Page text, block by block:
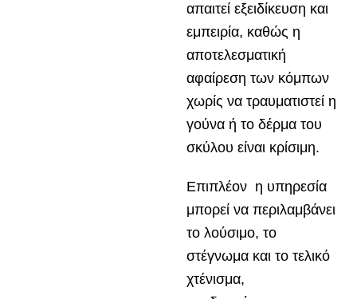
απαιτεί εξειδίκευση και
εμπειρία, καθώς η
αποτελεσματική
αφαίρεση των κόμπων
χωρίς να τραυματιστεί η
γούνα ή το δέρμα του
σκύλου είναι κρίσιμη.
Επιπλέον η υπηρεσία
μπορεί να περιλαμβάνει
το λούσιμο, το
στέγνωμα και το τελικό
χτένισμα,